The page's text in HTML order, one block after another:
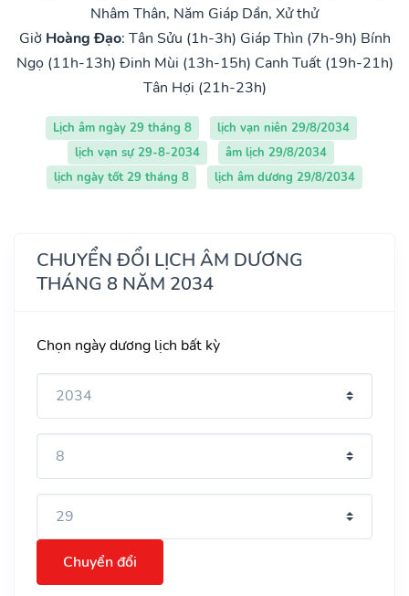
Nhâm Thân, Năm Giáp Dần, Xử thử
Giờ Hoàng Đạo: Tân Sửu (1h-3h) Giáp Thìn (7h-9h) Bính
Ngọ (11h-13h) Đinh Mùi (13h-15h) Canh Tuất (19h-21h)
Tân Hợi (21h-23h)
Lịch âm ngày 29 tháng 8
lịch vạn niên 29/8/2034
lịch vạn sự 29-8-2034
âm lịch 29/8/2034
lịch ngày tốt 29 tháng 8
lịch âm dương 29/8/2034
CHUYỂN ĐỔI LỊCH ÂM DƯƠNG
THÁNG 8 NĂM 2034
Chọn ngày dương lịch bất kỳ
Chuyển đổi